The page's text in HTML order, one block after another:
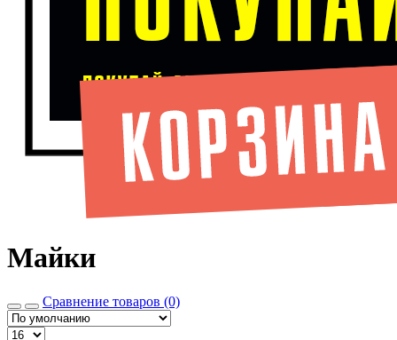
Майки
Сравнение товаров (0)